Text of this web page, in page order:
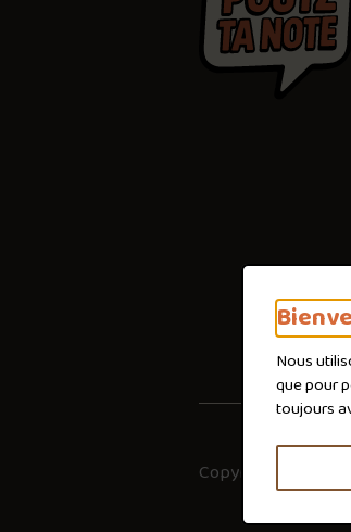
Nous
que pour
toujours
Copyright © 2026